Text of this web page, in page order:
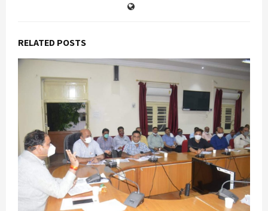
RELATED POSTS